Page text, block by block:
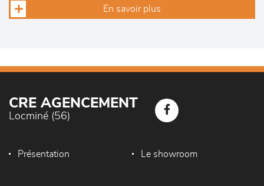
En savoir plus
CRE AGENCEMENT
Locminé (56)
Présentation Le showroom